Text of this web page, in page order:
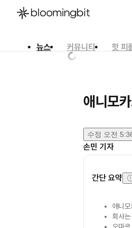
뉴스 커뮤니티 핫 피
애니모
수정 오전
손민 기자
간단 요약
애니
회사